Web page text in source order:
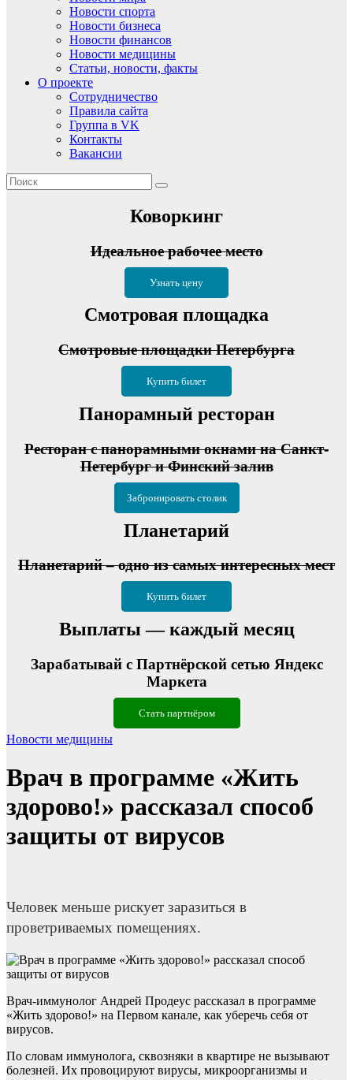
Новости спорта
Новости бизнеса
Новости финансов
Новости медицины
Статьи, новости, факты
О проекте
Сотрудничество
Правила сайта
Группа в VK
Контакты
Вакансии
Коворкинг
Идеальное рабочее место
Узнать цену
Смотровая площадка
Смотровые площадки Петербурга
Купить билет
Панорамный ресторан
Ресторан с панорамными окнами на Санкт-
Петербург и Финский залив
Забронировать столик
Планетарий
Планетарий – одно из самых интересных мест
Купить билет
Выплаты — каждый месяц
Зарабатывай с Партнёрской сетью Яндекс
Маркета
Стать партнёром
Новости медицины
Врач в программе «Жить
здорово!» рассказал способ
защиты от вирусов
Человек меньше рискует заразиться в
проветриваемых помещениях.
Врач-иммунолог Андрей Продеус рассказал в программе
«Жить здорово!» на Первом канале, как уберечь себя от
вирусов.
По словам иммунолога, сквозняки в квартире не вызывают
болезней. Их провоцируют вирусы, микроорганизмы и